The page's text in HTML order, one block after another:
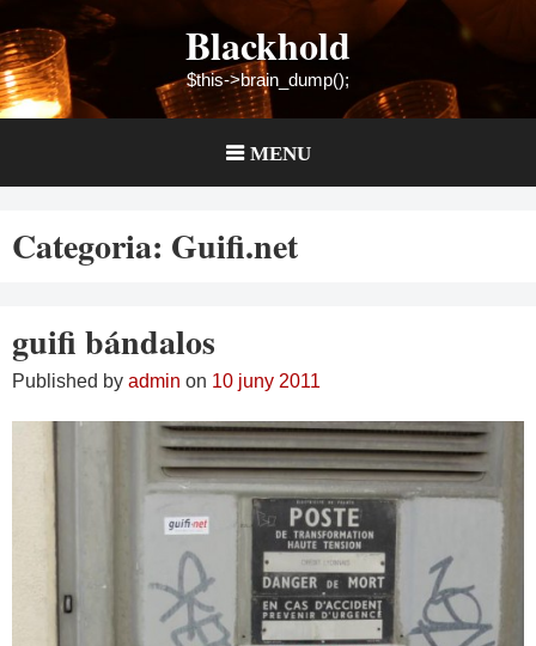
to
content
Blackhold
$this->brain_dump();
MENU
Categoria: Guifi.net
guifi bándalos
Published by admin on 10 juny 2011